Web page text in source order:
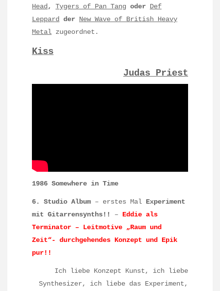
Head , Tygers of Pan Tang oder Def
Leppard
der New Wave of British Heavy
Metal zugeordnet.
Kiss
Judas Priest
1986 Somewhere in Time
6. Studio Album – erstes Mal Experiment
mit Gitarrensynths!!
– Eddie als
Terminator – Leitmotive „Raum und
Zeit“- durchgehendes Konzept und Epik
pur!!
Ich liebe Konzept Kunst, ich liebe
Synthesizer, ich liebe das Experiment,